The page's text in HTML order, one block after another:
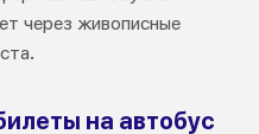
через живописные
на автобус